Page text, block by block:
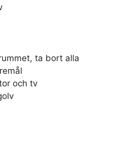
ta bort alla
och tv